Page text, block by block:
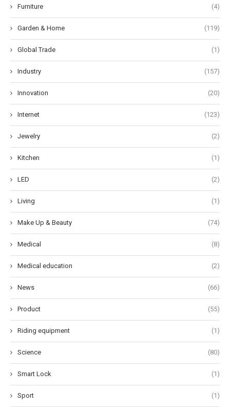
Furniture (4)
Garden & Home (119)
Global Trade (1)
Industry (157)
Innovation (20)
Internet (123)
Jewelry (2)
Kitchen (1)
LED (2)
Living (1)
Make Up & Beauty (74)
Medical (8)
Medical education (2)
News (66)
Product (55)
Riding equipment (1)
Science (80)
Smart Lock (1)
Sport (1)